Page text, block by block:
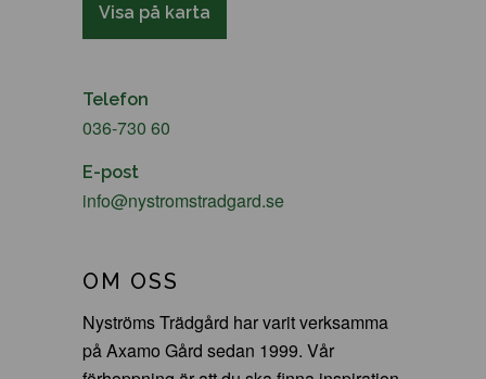
Visa på karta
Telefon
036-730 60
E-post
info@nystromstradgard.se
OM OSS
Nyströms Trädgård har varit verksamma
på Axamo Gård sedan 1999. Vår